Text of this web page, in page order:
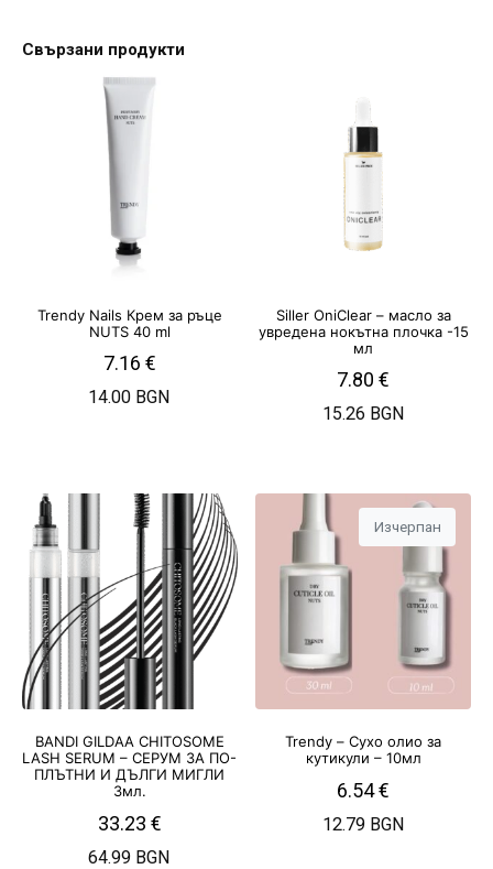
Свързани продукти
Trendy Nails Крем за ръце
NUTS 40 ml
7.16 €
14.00 BGN
Siller OniClear – масло за
увредена нокътна плочка -15
мл
7.80€
15.26 BGN
BANDI GILDAA CHITOSOME
LASH SERUM – СЕРУМ ЗА ПО-
ПЛЪТНИ И ДЪЛГИ МИГЛИ
3мл.
33.23 €
64.99 BGN
Изчерпан
Trendy – Сухо олио за
кутикули – 10мл
6.54€
12.79 BGN